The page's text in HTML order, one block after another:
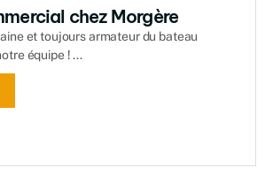
chez Morgère
et toujours armateur du bateau
équipe ! ...